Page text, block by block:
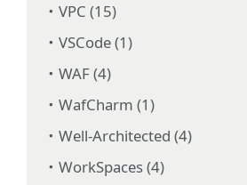
VPC (15)
VSCode (1)
WAF (4)
WafCharm (1)
Well-Architected (4)
WorkSpaces (4)